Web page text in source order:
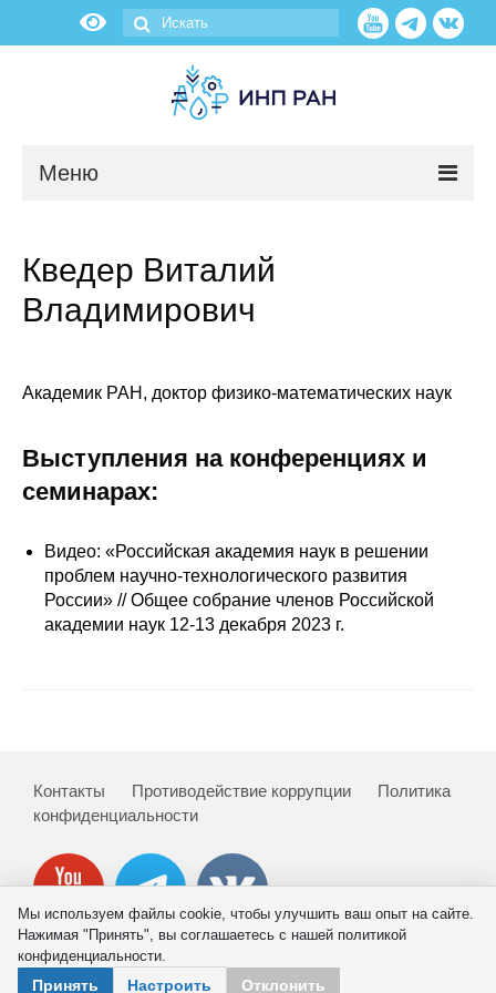
Меню
О нас
Об институте
Научные подразделения
Сотрудники
Отчетность
Противодействие коррупции
Издания
Проблемы прогнозирования
О журнале
Номера журналов
Кведер Виталий
Владимирович
Академик РАН, доктор физико-математических наук
Выступления на конференциях и
семинарах:
Видео: «Российская академия наук в решении
проблем научно-технологического развития
России» // Общее собрание членов Российской
академии наук 12-13 декабря 2023 г.
Контакты Противодействие коррупции
Политика
конфиденциальности
© 2026 ИНП РАН
Мы используем файлы cookie, чтобы улучшить ваш опыт на сайте.
Нажимая "Принять", вы соглашаетесь с нашей политикой
конфиденциальности.
Принять Настроить Отклонить